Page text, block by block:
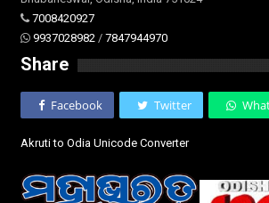
7008420927
9937028982 / 7847944970
Share
Facebook Twitter
Akruti to Odia Unicode Converter